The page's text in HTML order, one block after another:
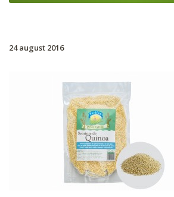
24 august 2016